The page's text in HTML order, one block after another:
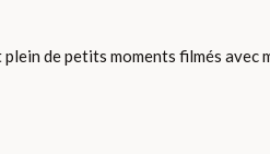
de petits moments filmés